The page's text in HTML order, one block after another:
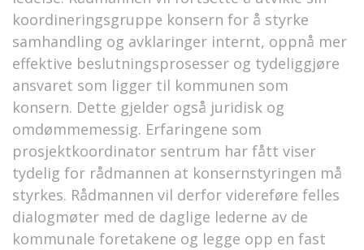
koordineringsgruppe konsern for å styrke
samhandling og avklaringer internt, oppnå mer
effektive beslutningsprosesser og tydeliggjøre
ansvaret som ligger til kommunen som
konsern. Dette gjelder også juridisk og
omdømmemessig. Erfaringene som
prosjektkoordinator sentrum har fått viser
tydelig for rådmannen at konsernstyringen må
styrkes. Rådmannen vil derfor videreføre felles
dialogmøter med de daglige lederne av de
kommunale foretakene og legge opp en fast